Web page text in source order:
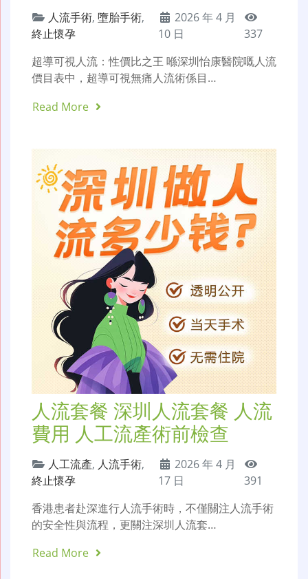
人流手術, 墮胎手術,
終止懷孕
2026 年 4 月
10 日
337
超導可視人流：性價比之王 喺深圳怡康醫院嘅人流
價目表中，超導可視無痛人流術係目…
Read More
人流套餐 深圳人流套餐 人流
費用 人工流產術前檢查
人工流產, 人流手術,
終止懷孕
2026 年 4 月
17 日
391
香港患者赴深進行人流手術時，不僅關注人流手術
的安全性與流程，更關注深圳人流套…
Read More